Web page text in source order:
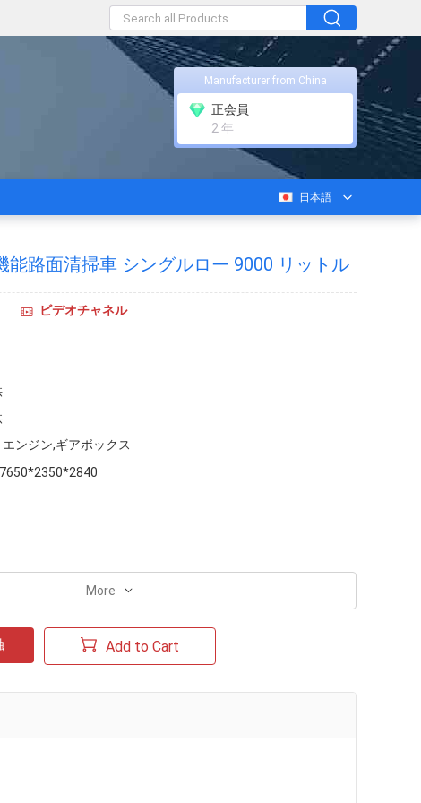
Manufacturer from China
正会員
2 年
日本語
能路面清掃車 シングルロー 9000 リットル
ビデオチャネル
エンジン,ギアボックス
7650*2350*2840
More
Add to Cart